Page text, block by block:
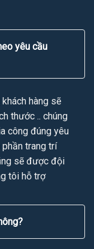
yêu cầu
hàng sẽ
thước .. chúng
công đúng yêu
trang trí
sẽ được đội
tôi hỗ trợ